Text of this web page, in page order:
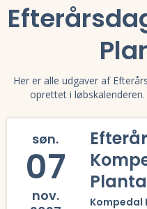
Her er alle udgaver af
oprettet i
søn.
07
nov.
Kompedal